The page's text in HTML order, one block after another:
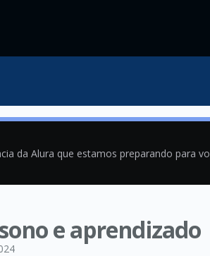
da Alura que estamos preparando para
e aprendizado